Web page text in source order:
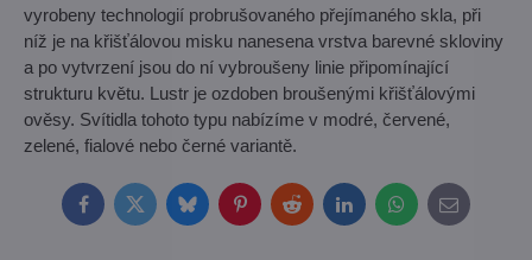
vyrobeny technologií probrušovaného přejímaného skla, při
níž je na křišťálovou misku nanesena vrstva barevné skloviny
a po vytvrzení jsou do ní vybroušeny linie připomínající
strukturu květu. Lustr je ozdoben broušenými křišťálovými
ověsy. Svítidla tohoto typu nabízíme v modré, červené,
zelené, fialové nebo černé variantě.
FacebookTwitterBlueskyPinterestRedditLinkedInWhatsApp
E-
mail